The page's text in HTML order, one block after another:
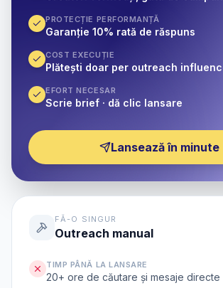
PROTECȚIE PERFORMANȚĂ
Garanție 10% rată de răspuns
COST EXECUȚIE
Plătești doar per outreach
EFORT NECESAR
Scrie brief · dă clic lansare
Lansează în minute
FĂ-O SINGUR
Outreach manual
TIMP PÂNĂ LA LANSARE
20+ ore de căutare și mesaje directe